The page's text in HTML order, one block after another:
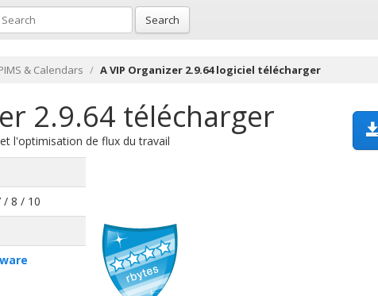
Search
& Calendars A VIP Organizer 2.9.64 logiciel télécharger
2.9.64 télécharger
l'optimisation de flux du travail
/ 8 / 10